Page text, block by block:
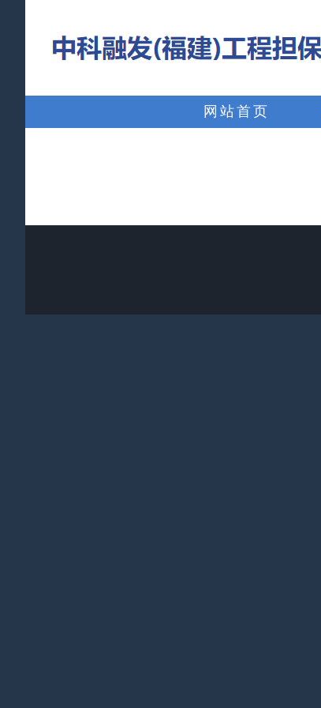
搜
网站首页